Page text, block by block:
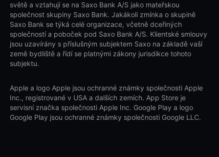
světě a vztahují se na Saxo Bank A/S jako mateřskou
společnost skupiny Saxo Bank. Jakákoli zmínka o skupině
Saxo Bank se týká celé organizace, včetně dceřiných
společností a poboček pod Saxo Bank A/S. Klientské smlouvy
jsou uzavírány s příslušným subjektem Saxo na základě vaší
země bydliště a řídí se platnými zákony jurisdikce tohoto
subjektu.
Apple a logo Apple jsou ochranné známky společnosti Apple
Inc., registrované v USA a dalších zemích. App Store je
servisní značka společnosti Apple Inc. Google Play a logo
Google Play jsou ochranné známky společnosti Google LLC.